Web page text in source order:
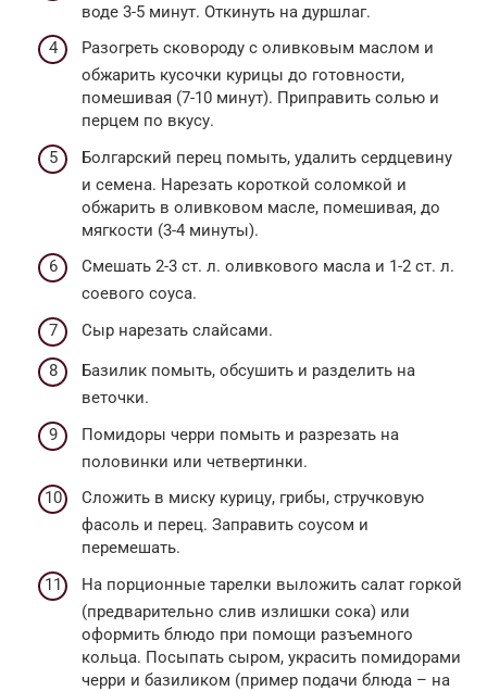
воде 3-5 минут. Откинуть на дуршлаг.
Разогреть сковороду с оливковым маслом и
обжарить кусочки курицы до готовности,
помешивая (7-10 минут). Приправить солью и
перцем по вкусу.
Болгарский перец помыть, удалить сердцевину
и семена. Нарезать короткой соломкой и
обжарить в оливковом масле, помешивая, до
мягкости (3-4 минуты).
Смешать 2-3 ст. л. оливкового масла и 1-2 ст. л.
соевого соуса.
Сыр нарезать слайсами.
Базилик помыть, обсушить и разделить на
веточки.
Помидоры черри помыть и разрезать на
половинки или четвертинки.
Сложить в миску курицу, грибы, стручковую
фасоль и перец. Заправить соусом и
перемешать.
На порционные тарелки выложить салат горкой
(предварительно слив излишки сока) или
оформить блюдо при помощи разъемного
кольца. Посыпать сыром, украсить помидорами
черри и базиликом (пример подачи блюда – на